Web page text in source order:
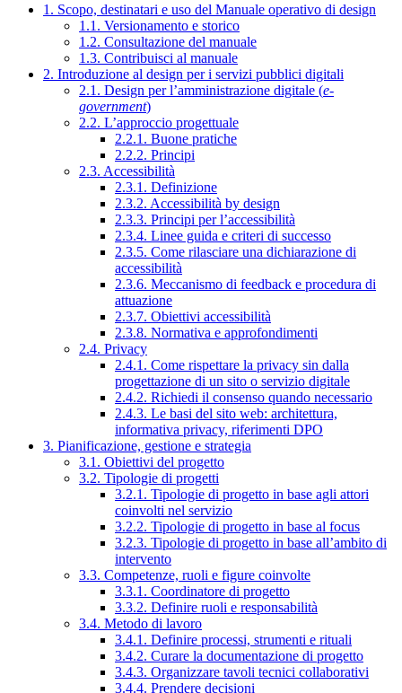
1. Scopo, destinatari e uso del Manuale operativo di design
1.1. Versionamento e storico
1.2. Consultazione del manuale
1.3. Contribuisci al manuale
2. Introduzione al design per i servizi pubblici digitali
2.1. Design per l’amministrazione digitale (e-
government)
2.2. L’approccio progettuale
2.2.1. Buone pratiche
2.2.2. Principi
2.3. Accessibilità
2.3.1. Definizione
2.3.2. Accessibilità by design
2.3.3. Principi per l’accessibilità
2.3.4. Linee guida e criteri di successo
2.3.5. Come rilasciare una dichiarazione di
accessibilità
2.3.6. Meccanismo di feedback e procedura di
attuazione
2.3.7. Obiettivi accessibilità
2.3.8. Normativa e approfondimenti
2.4. Privacy
2.4.1. Come rispettare la privacy sin dalla
progettazione di un sito o servizio digitale
2.4.2. Richiedi il consenso quando necessario
2.4.3. Le basi del sito web: architettura,
informativa privacy, riferimenti DPO
3. Pianificazione, gestione e strategia
3.1. Obiettivi del progetto
3.2. Tipologie di progetti
3.2.1. Tipologie di progetto in base agli attori
coinvolti nel servizio
3.2.2. Tipologie di progetto in base al focus
3.2.3. Tipologie di progetto in base all’ambito di
intervento
3.3. Competenze, ruoli e figure coinvolte
3.3.1. Coordinatore di progetto
3.3.2. Definire ruoli e responsabilità
3.4. Metodo di lavoro
3.4.1. Definire processi, strumenti e rituali
3.4.2. Curare la documentazione di progetto
3.4.3. Organizzare tavoli tecnici collaborativi
3.4.4. Prendere decisioni